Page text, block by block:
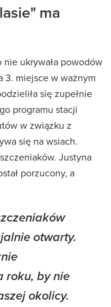
ma
nie ukrywała powodów
3. miejsce w ważnym
się zupełnie
programu stacji
w związku z
się na wsiach.
Justyna
porzucony, a
otwarty.
roku, by nie
okolicy.